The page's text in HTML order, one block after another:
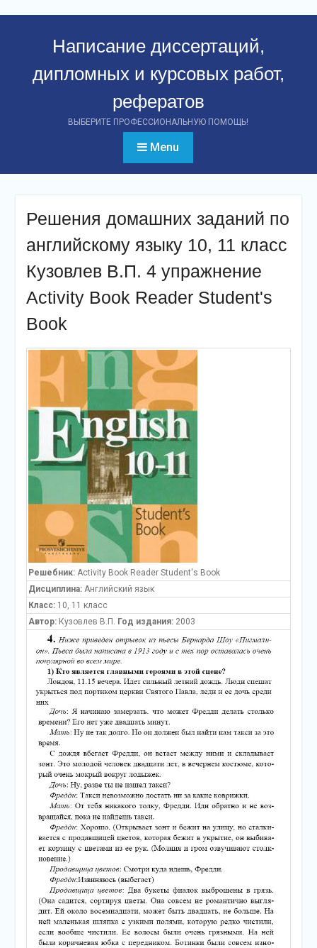
Написание диссертаций,
дипломных и курсовых работ,
рефератов
ВЫБЕРИТЕ ПРОФЕССИОНАЛЬНУЮ ПОМОЩЬ!
Menu
Решения домашних заданий по
английскому языку 10, 11 класс
Кузовлев В.П. 4 упражнение
Activity Book Reader Student's
Book
Решебник:Activity Book Reader Student's Book
Дисциплина:Английский язык
Класс:10, 11 класс
Автор:Кузовлев В.П. Год издания:2003